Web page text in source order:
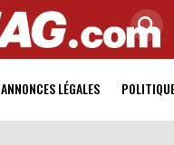
ANNONCES LÉGALES